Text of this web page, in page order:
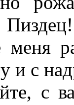
меня
и с
с